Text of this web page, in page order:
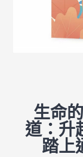
生命
道：升
踏上